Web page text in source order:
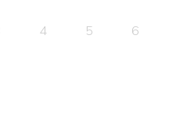
4 5 6